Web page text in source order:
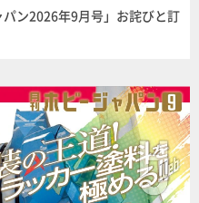
パン2026年9月号」お詫びと訂